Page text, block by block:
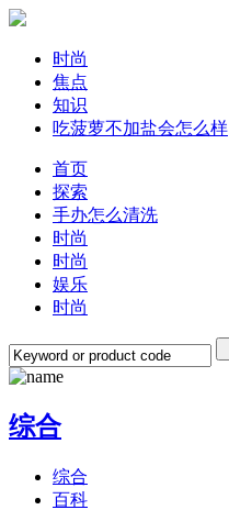
时尚
焦点
知识
吃菠萝不加盐会怎么样
首页
探索
手办怎么清洗
时尚
时尚
娱乐
时尚
综合
综合
百科